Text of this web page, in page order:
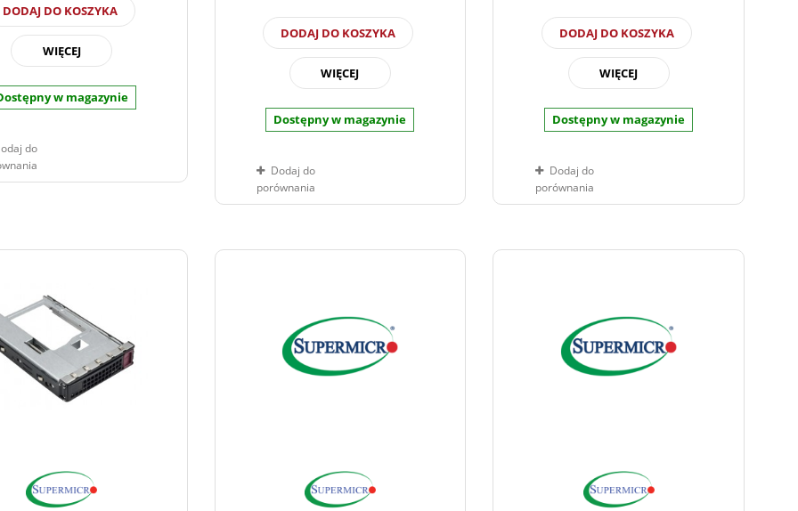
DODAJ DO KOSZYKA
WIĘCEJ
w magazynie
do
DODAJ DO KOSZYKA
WIĘCEJ
Dostępny w magazynie
Dodaj do
porównania
DODAJ DO KOSZYKA
WIĘCEJ
Dostępny w magazynie
Dodaj do
porównania